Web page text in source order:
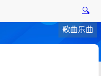
🔍
歌曲乐曲